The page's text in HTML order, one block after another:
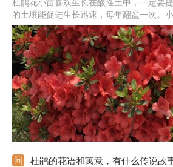
杜鹃花小苗喜欢生长在酸性土中，一定要
的土壤能促进生长迅速，每年翻盆一次。
见光，可以先缓苗一段时间，后期合理见
对水分要求很敏感，按照见干见湿的方法
的快，还需合理施肥，生长期隔7-10天浇
杜鹃的花语和寓意，有什么传说故